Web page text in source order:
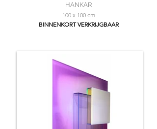
HANKAR
100 x 100 cm
BINNENKORT VERKRIJGBAAR